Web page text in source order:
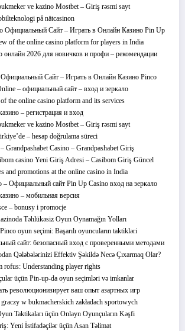
ve kazino Mostbet – Giriş rəsmi sayt
på nätcasinon
Официальный Сайт – Играть в Онлайн Казино Pin Up
of the online casino platform for players in India
онлайн 2026 для новичков и профи – рекомендации
Сайт – Играть в Онлайн Казино Pinco
– официальный сайт – вход и зеркало
the online casino platform and its services
– регистрация и вход
ve kazino Mostbet – Giriş rəsmi sayt
– hesap doğrulama süreci
Grandpashabet Casino – Grandpashabet Giriş
casino Yeni Giriş Adresi – Casibom Giriş Güncel
and promotions at the online casino in India
Официальный сайт Pin Up Casino вход на зеркало
– мобильная версия
– bonusy i promocje
Təhlükəsiz Oyun Oynamağın Yolları
oyun seçimi: Başarılı oyuncuların taktikləri
сайт: безопасный вход с проверенными методами
Qələbələrinizi Effektiv Şəkildə Necə Çıxarmaq Olar?
rofus: Understanding player rights
üçün Pin-up-da oyun seçimləri və imkanlar
революционизирует ваш опыт азартных игр
w bukmacherskich zakładach sportowych
Taktikaları üçün Onlayn Oyunçuların Kəşfi
Yeni İstifadəçilər üçün Asan Təlimat